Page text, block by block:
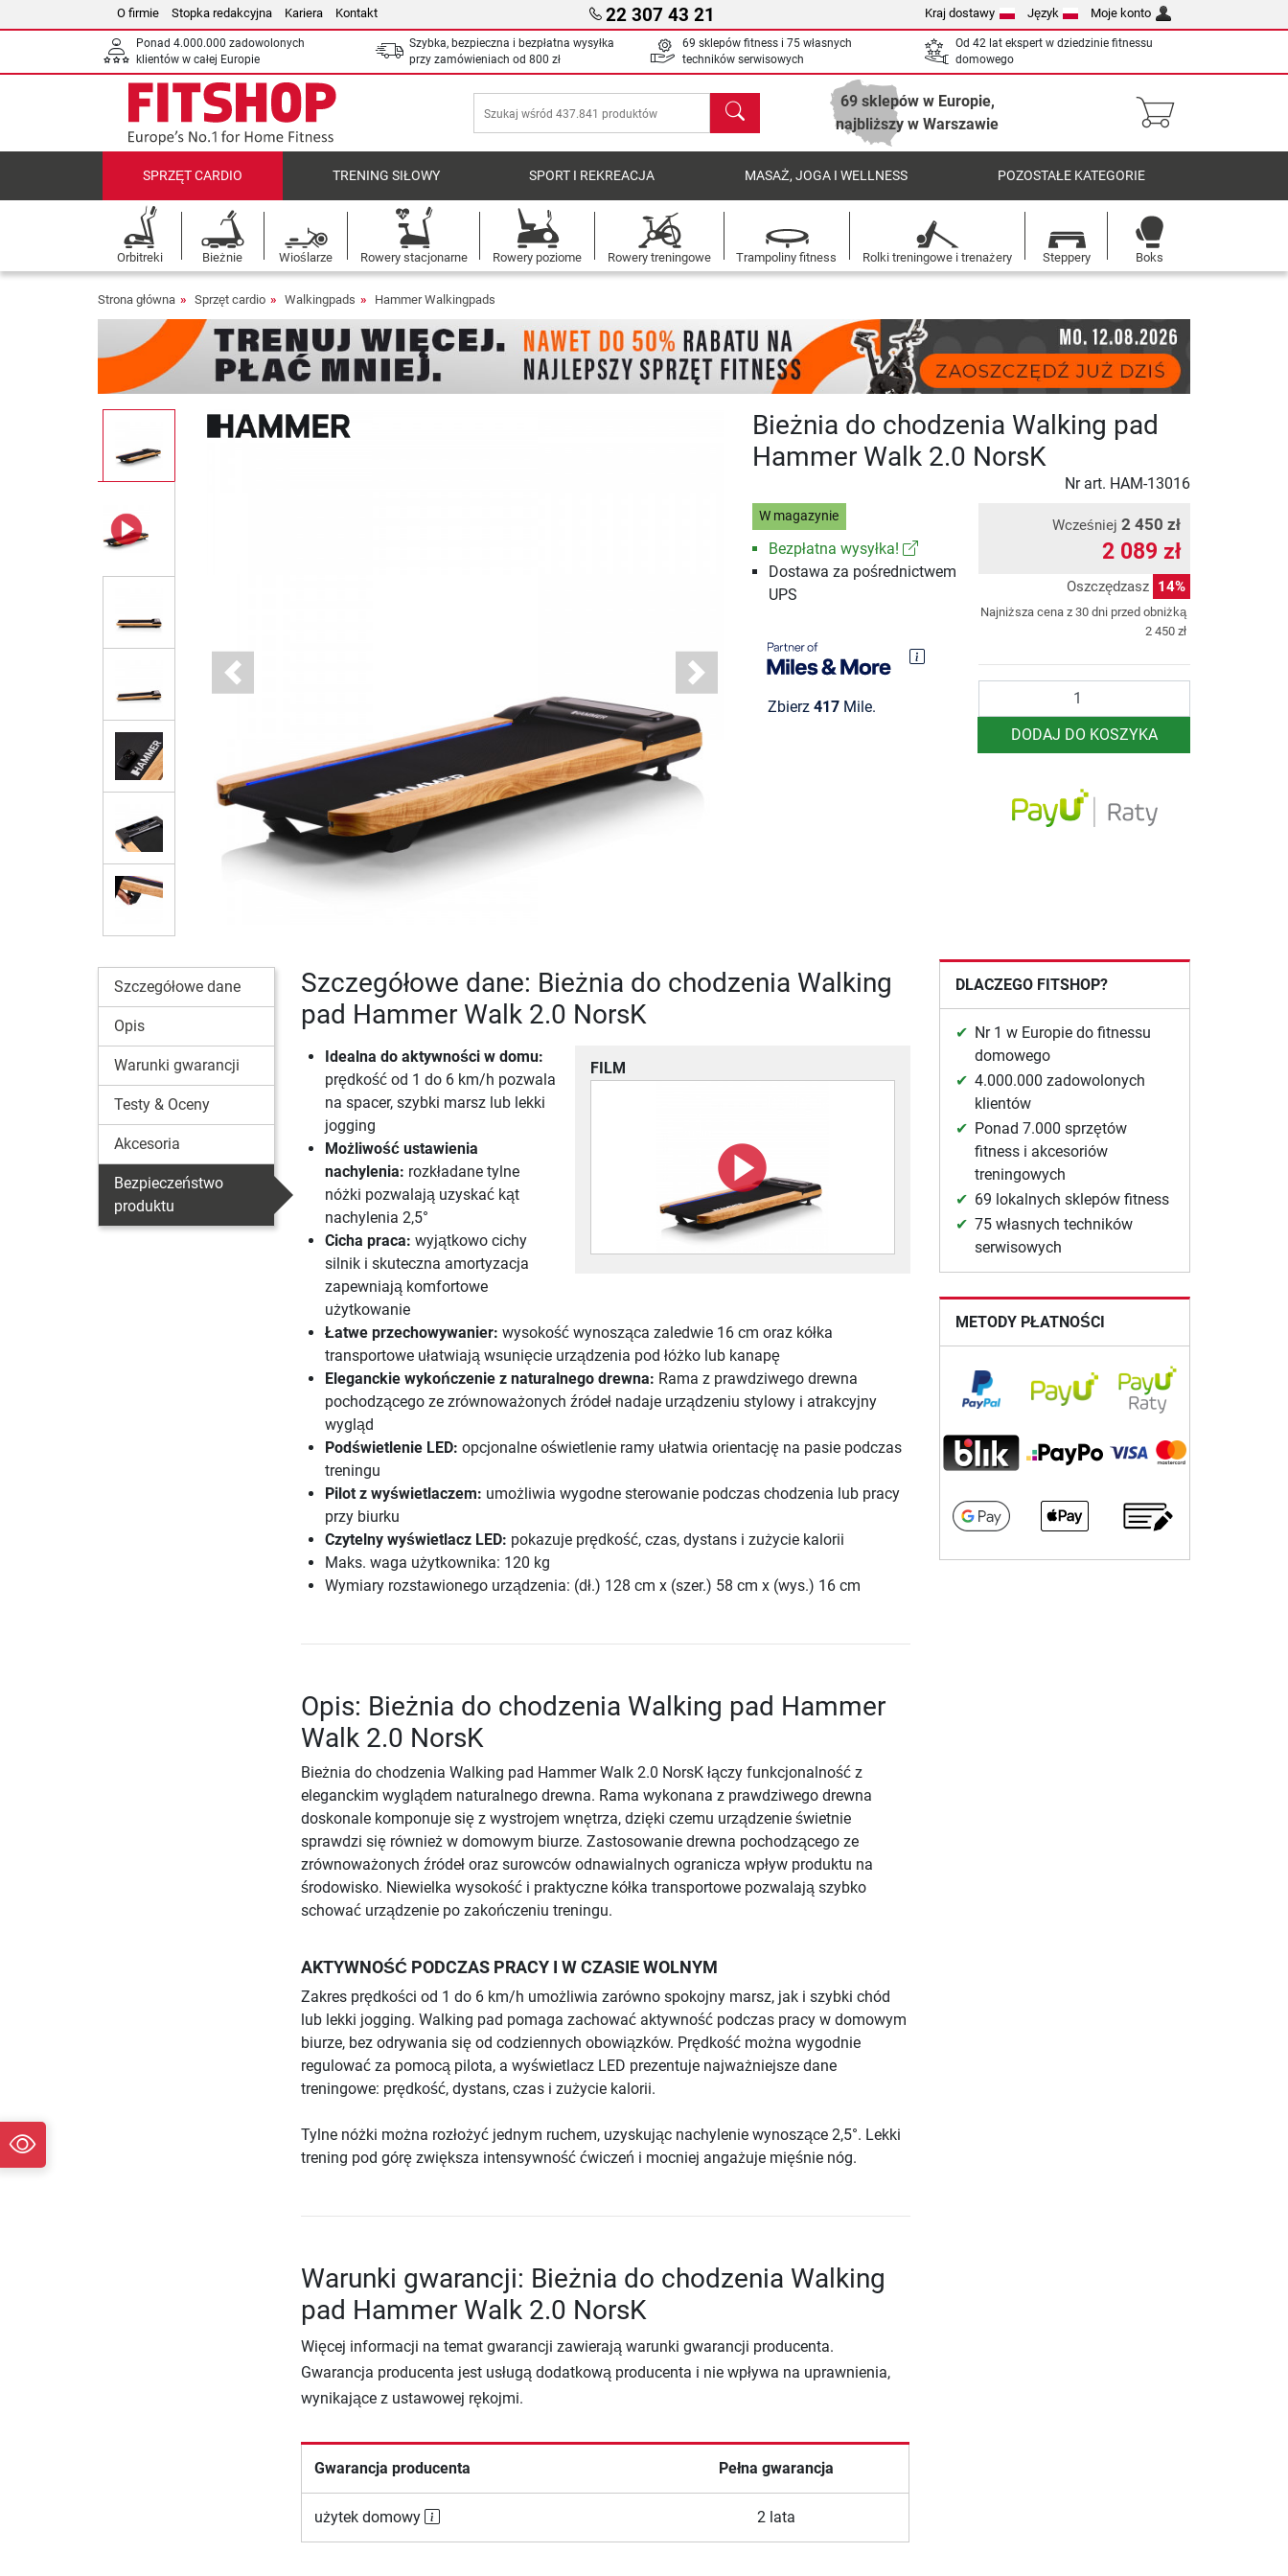
O firmie Stopka redakcyjna Kariera Kontakt 22 307 43 21 Kraj dostawy Język Moje konto
Ponad 4.000.000 zadowolonych
klientów w całej Europie
Szybka, bezpieczna i bezpłatna wysyłka
przy zamówieniach od 800 zł
69 sklepów fitness i 75 własnych
techników serwisowych
Od 42 lat ekspert w dziedzinie fitnessu
domowego
Szukaj
69 sklepów w Europie,
najbliższy w Warszawie
SPRZĘT CARDIO TRENING SIŁOWY SPORT I REKREACJA MASAŻ, JOGA I WELLNESS POZOSTAŁE KATEGORIE
Orbitreki Bieżnie Wioślarze Rowery stacjonarne Rowery poziome Rowery treningowe Trampoliny fitness Rolki treningowe i trenażery Steppery Boks
Strona główna Sprzęt cardio Walkingpads Hammer Walkingpads
Previous Next
Bieżnia do chodzenia Walking pad
Hammer Walk 2.0 NorsK
Nr art. HAM-13016
W magazynie
Bezpłatna wysyłka!
Dostawa za pośrednictwem
UPS
Zbierz 417Mile.
Wcześniej 2 450 zł
2 089 zł
Oszczędzasz 14%
Najniższa cena z 30 dni przed obniżką
2 450 zł
DODAJ DO KOSZYKA
Szczegółowe dane
Opis
Warunki gwarancji
Testy & Oceny
Akcesoria
Bezpieczeństwo
produktu
Szczegółowe dane: Bieżnia do chodzenia Walking
pad Hammer Walk 2.0 NorsK
FILM
Idealna do aktywności w domu:
prędkość od 1 do 6 km/h pozwala
na spacer, szybki marsz lub lekki
jogging
Możliwość ustawienia
nachylenia: rozkładane tylne
nóżki pozwalają uzyskać kąt
nachylenia 2,5°
Cicha praca: wyjątkowo cichy
silnik i skuteczna amortyzacja
zapewniają komfortowe
użytkowanie
Łatwe przechowywanier: wysokość wynosząca zaledwie 16 cm oraz kółka
transportowe ułatwiają wsunięcie urządzenia pod łóżko lub kanapę
Eleganckie wykończenie z naturalnego drewna: Rama z prawdziwego drewna
pochodzącego ze zrównoważonych źródeł nadaje urządzeniu stylowy i atrakcyjny
wygląd
Podświetlenie LED: opcjonalne oświetlenie ramy ułatwia orientację na pasie podczas
treningu
Pilot z wyświetlaczem: umożliwia wygodne sterowanie podczas chodzenia lub pracy
przy biurku
Czytelny wyświetlacz LED: pokazuje prędkość, czas, dystans i zużycie kalorii
Maks. waga użytkownika: 120 kg
Wymiary rozstawionego urządzenia: (dł.) 128 cm x (szer.) 58 cm x (wys.) 16 cm
Opis: Bieżnia do chodzenia Walking pad Hammer
Walk 2.0 NorsK
Bieżnia do chodzenia Walking pad Hammer Walk 2.0 NorsK łączy funkcjonalność z
eleganckim wyglądem naturalnego drewna. Rama wykonana z prawdziwego drewna
doskonale komponuje się z wystrojem wnętrza, dzięki czemu urządzenie świetnie
sprawdzi się również w domowym biurze. Zastosowanie drewna pochodzącego ze
zrównoważonych źródeł oraz surowców odnawialnych ogranicza wpływ produktu na
środowisko. Niewielka wysokość i praktyczne kółka transportowe pozwalają szybko
schować urządzenie po zakończeniu treningu.
AKTYWNOŚĆ PODCZAS PRACY I W CZASIE WOLNYM
Zakres prędkości od 1 do 6 km/h umożliwia zarówno spokojny marsz, jak i szybki chód
lub lekki jogging. Walking pad pomaga zachować aktywność podczas pracy w domowym
biurze, bez odrywania się od codziennych obowiązków. Prędkość można wygodnie
regulować za pomocą pilota, a wyświetlacz LED prezentuje najważniejsze dane
treningowe: prędkość, dystans, czas i zużycie kalorii.
Tylne nóżki można rozłożyć jednym ruchem, uzyskując nachylenie wynoszące 2,5°. Lekki
trening pod górę zwiększa intensywność ćwiczeń i mocniej angażuje mięśnie nóg.
Warunki gwarancji: Bieżnia do chodzenia Walking
pad Hammer Walk 2.0 NorsK
Więcej informacji na temat gwarancji zawierają warunki gwarancji producenta.
Gwarancja producenta jest usługą dodatkową producenta i nie wpływa na uprawnienia,
wynikające z ustawowej rękojmi.
Gwarancja producenta Pełna gwarancja
użytek domowy 2 lata
DLACZEGO FITSHOP?
Nr 1 w Europie do fitnessu
domowego
4.000.000 zadowolonych
klientów
Ponad 7.000 sprzętów
fitness i akcesoriów
treningowych
69 lokalnych sklepów fitness
75 własnych techników
serwisowych
METODY PŁATNOŚCI